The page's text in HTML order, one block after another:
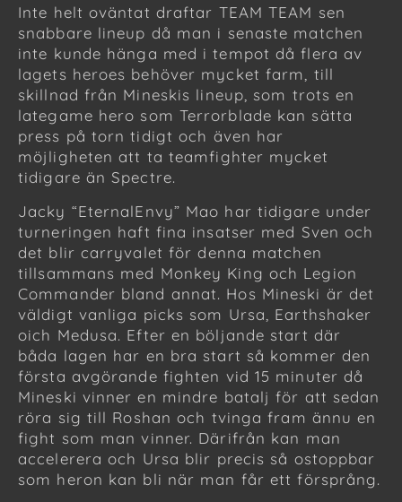
Inte helt oväntat draftar TEAM TEAM sen
snabbare lineup då man i senaste matchen
inte kunde hänga med i tempot då flera av
lagets heroes behöver mycket farm, till
skillnad från Mineskis lineup, som trots en
lategame hero som Terrorblade kan sätta
press på torn tidigt och även har
möjligheten att ta teamfighter mycket
tidigare än Spectre.
Jacky “EternalEnvy” Mao har tidigare under
turneringen haft fina insatser med Sven och
det blir carryvalet för denna matchen
tillsammans med Monkey King och Legion
Commander bland annat. Hos Mineski är det
väldigt vanliga picks som Ursa, Earthshaker
oich Medusa. Efter en böljande start där
båda lagen har en bra start så kommer den
första avgörande fighten vid 15 minuter då
Mineski vinner en mindre batalj för att sedan
röra sig till Roshan och tvinga fram ännu en
fight som man vinner. Därifrån kan man
accelerera och Ursa blir precis så ostoppbar
som heron kan bli när man får ett försprång.